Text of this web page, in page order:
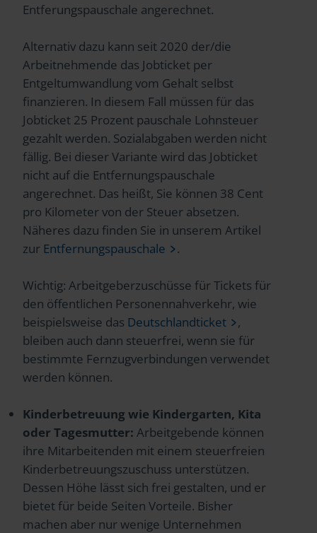
Entferungspauschale angerechnet.
Alternativ dazu kann seit 2020 der/die
Arbeitnehmende das Jobticket per
Entgeltumwandlung vom Gehalt selbst
finanzieren. In diesem Fall müssen für das
Jobticket 25 Prozent pauschale Lohnsteuer
gezahlt werden. Sozialabgaben werden nicht
fällig. Bei dieser Variante wird das Jobticket
nicht auf die Entfernungspauschale
angerechnet. Das heißt, Sie können 38 Cent
pro Kilometer von der Steuer absetzen.
Näheres dazu finden Sie in unserem Artikel
zur Entfernungspauschale .
Wichtig: Arbeitgeberzuschüsse für Tickets für
den öffentlichen Personennahverkehr, wie
beispielsweise das Deutschlandticket
,
bleiben auch dann steuerfrei, wenn sie für
bestimmte Fernzugverbindungen verwendet
werden können.
Kinderbetreuung wie Kindergarten, Kita
oder Tagesmutter: Arbeitgebende können
ihre Mitarbeitenden mit einem steuerfreien
Kinderbetreuungszuschuss unterstützen.
Dessen Höhe lässt sich frei gestalten, und er
bietet für beide Seiten Vorteile. Bisher
machen aber nur wenige Unternehmen